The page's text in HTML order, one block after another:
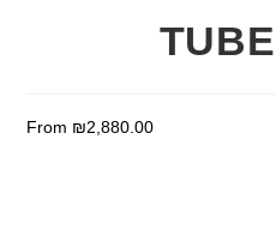
From ₪2,880.00